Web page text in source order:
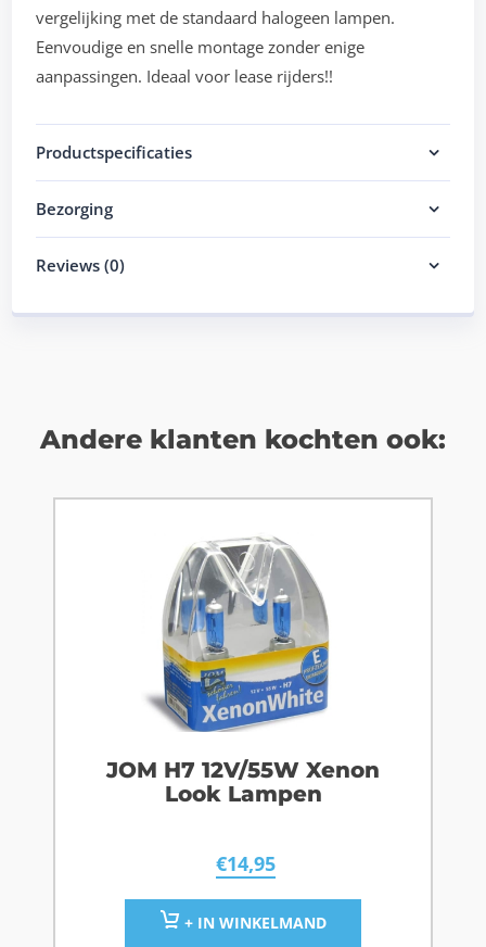
vergelijking met de standaard halogeen lampen.
Eenvoudige en snelle montage zonder enige
aanpassingen. Ideaal voor lease rijders!!
Productspecificaties
Bezorging
Reviews (0)
Andere klanten kochten ook:
JOM H7 12V/55W Xenon
Look Lampen
€14,95
+ IN WINKELMAND